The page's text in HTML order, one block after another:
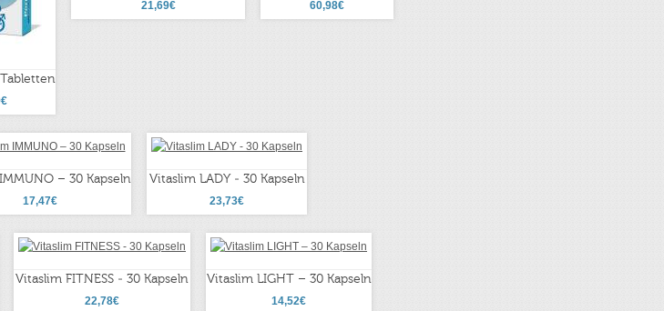
21,69€ 60,98€
– 30 Kapseln
17,47€
Vitaslim LADY - 30 Kapseln
23,73€
Vitaslim FITNESS - 30 Kapseln
22,78€
Vitaslim LIGHT – 30 Kapseln
14,52€